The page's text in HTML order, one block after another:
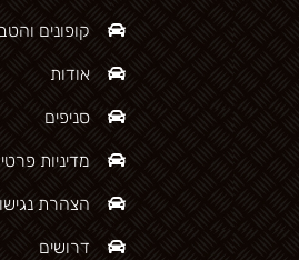
קופונים
אודות
סניפים
מדיניות
הצהרת
דרושים